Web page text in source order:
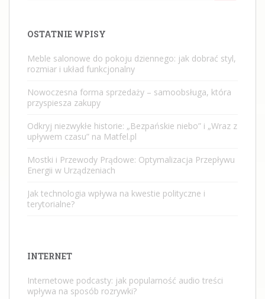
OSTATNIE WPISY
Meble salonowe do pokoju dziennego: jak dobrać styl,
rozmiar i układ funkcjonalny
Nowoczesna forma sprzedaży – samoobsługa, która
przyspiesza zakupy
Odkryj niezwykłe historie: „Bezpańskie niebo” i „Wraz z
upływem czasu” na Matfel.pl
Mostki i Przewody Prądowe: Optymalizacja Przepływu
Energii w Urządzeniach
Jak technologia wpływa na kwestie polityczne i
terytorialne?
INTERNET
Internetowe podcasty: jak popularność audio treści
wpływa na sposób rozrywki?